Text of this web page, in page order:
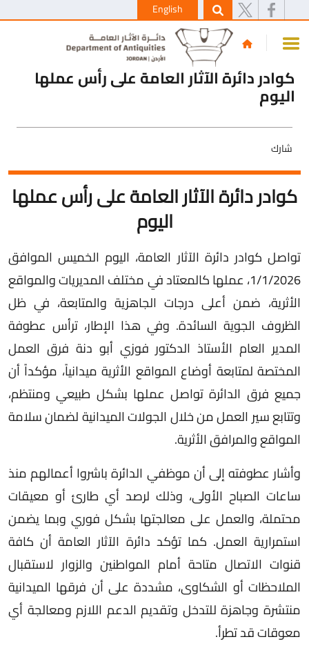
English
كوادر دائرة الآثار العامة على رأس عملها
اليوم
شارك
كوادر دائرة الآثار العامة على رأس عملها
اليوم
تواصل كوادر دائرة الآثار العامة، اليوم الخميس الموافق
1/1/2026، عملها كالمعتاد في مختلف المديريات والمواقع
الأثرية، ضمن أعلى درجات الجاهزية والمتابعة، في ظل
الظروف الجوية السائدة. وفي هذا الإطار، ترأس عطوفة
المدير العام الأستاذ الدكتور فوزي أبو دنة فرق العمل
المختصة لمتابعة أوضاع المواقع الأثرية ميدانياً، مؤكداً أن
جميع فرق الدائرة تواصل عملها بشكل طبيعي ومنتظم،
وتتابع سير العمل من خلال الجولات الميدانية لضمان سلامة
المواقع والمرافق الأثرية.
وأشار عطوفته إلى أن موظفي الدائرة باشروا أعمالهم منذ
ساعات الصباح الأولى، وذلك لرصد أي طارئ أو معيقات
محتملة، والعمل على معالجتها بشكل فوري وبما يضمن
استمرارية العمل. كما تؤكد دائرة الآثار العامة أن كافة
قنوات الاتصال متاحة أمام المواطنين والزوار لاستقبال
الملاحظات أو الشكاوى، مشددة على أن فرقها الميدانية
منتشرة وجاهزة للتدخل وتقديم الدعم اللازم ومعالجة أي
معوقات قد تطرأ.